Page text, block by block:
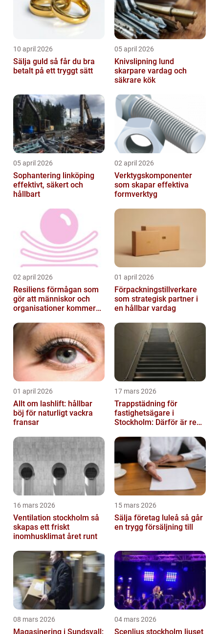
10 april 2026
Sälja guld så får du bra
betalt på ett tryggt sätt
05 april 2026
Knivslipning lund
skarpare vardag och
säkrare kök
05 april 2026
Sophantering linköping
effektivt, säkert och
hållbart
02 april 2026
Verktygskomponenter
som skapar effektiva
formverktyg
02 april 2026
Resiliens förmågan som
gör att människor och
organisationer kommer
01 april 2026
Förpackningstillverkare
som strategisk partner i
en hållbar vardag
01 april 2026
Allt om lashlift: hållbar
böj för naturligt vackra
fransar
17 mars 2026
Trappstädning för
fastighetsägare i
Stockholm: Därför är rena
investering
16 mars 2026
Ventilation stockholm så
skapas ett friskt
inomhusklimat året runt
15 mars 2026
Sälja företag luleå så går
en trygg försäljning till
08 mars 2026
Magasinering i Sundsvall:
04 mars 2026
Scenljus stockholm ljuset